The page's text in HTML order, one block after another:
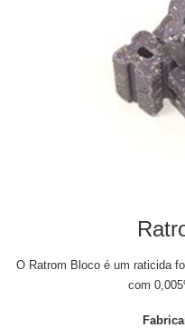
O Ratrom Bloco é um raticida
com